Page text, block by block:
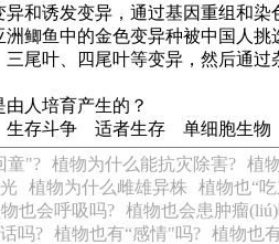
异和诱发变异，通过基因重组和
洲鲫鱼中的金色变异种被中国人挑
尾叶、四尾叶等变异，然后通过
由人培育产生的？
生存斗争 适者生存 单细胞生物
童"? 植物为什么能抗灾除害? 植
植物为什么雌雄异株
植物也“
也会呼吸吗? 植物也会患肿瘤
吗? 植物也有“感情"吗? 植物也